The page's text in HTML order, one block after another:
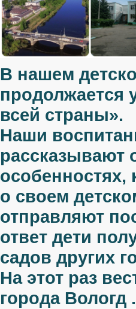
В нашем
продолжается
всей страны».
Наши
рассказывают
особенностях,
о своем
отправляют
ответ дети
садов других
На этот раз
города Вологд